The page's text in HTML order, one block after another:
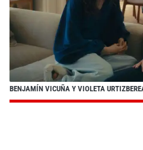
BENJAMÍN VICUÑA Y VIOLETA